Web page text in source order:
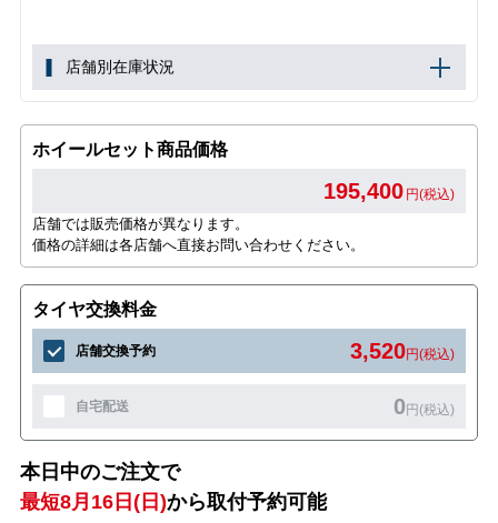
店舗別在庫状況
ホイールセット商品価格
195,400 円(税込)
店舗では販売価格が異なります。
価格の詳細は各店舗へ直接お問い合わせください。
タイヤ交換料金
店舗交換予約 3,520円(税込)
自宅配送 0円(税込)
本日中のご注文で
最短8月16日(日)から取付予約可能